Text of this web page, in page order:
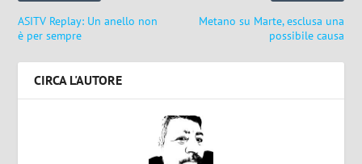
ASITV Replay: Un anello non
è per sempre
Metano su Marte, esclusa una
possibile causa
CIRCA L'AUTORE